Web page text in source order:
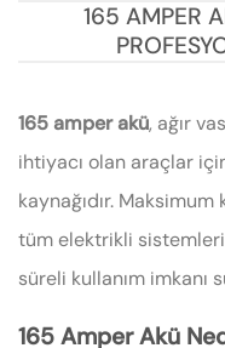
165 AMPER
165 amper akü, ağır
ihtiyacı olan araçlar
kaynağıdır. Maksimum
tüm elektrikli
süreli kullanım imkanı
165 Amper Akü